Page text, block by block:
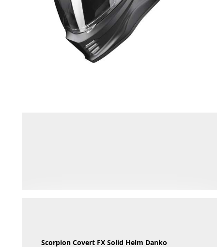
Scorpion Covert FX Solid Helm Danko